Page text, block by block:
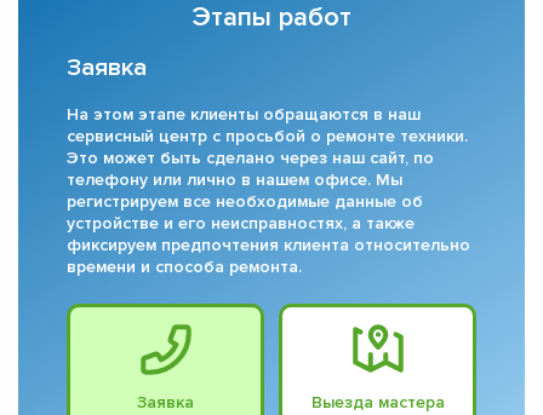
Этапы работ
Заявка
На этом этапе клиенты обращаются в наш
сервисный центр с просьбой о ремонте техники.
Это может быть сделано через наш сайт, по
телефону или лично в нашем офисе. Мы
регистрируем все необходимые данные об
устройстве и его неисправностях, а также
фиксируем предпочтения клиента относительно
времени и способа ремонта.
Заявка Выезда мастера